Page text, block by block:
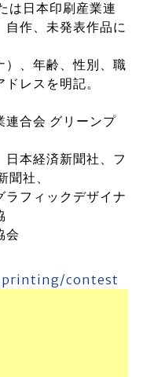
は日本印刷産業連
作、未発表作品に
）、年齢、性別、職
レスを明記。
連合会 グリーンプ
本経済新聞社、フ
社、
フィックデザイナ
会
contest